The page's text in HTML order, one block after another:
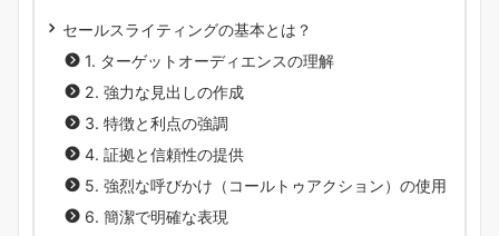
セールスライティングの基本とは？
1. ターゲットオーディエンスの理解
2. 強力な見出しの作成
3. 特徴と利点の強調
4. 証拠と信頼性の提供
5. 強烈な呼びかけ（コールトゥアクション）の使用
6. 簡潔で明確な表現